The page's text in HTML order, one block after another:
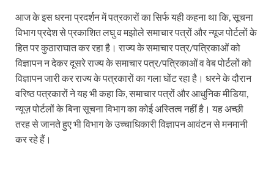
आज के इस धरना प्रदर्शन में पत्रकारों का सिर्फ यही कहना था कि, सूचना
विभाग प्रदेश से प्रकाशित लघु व मझोले समाचार पत्रों और न्यूज पोर्टलों के
हित पर कुठाराघात कर रहा है। राज्य के समाचार पत्र/पत्रिकाओं को
विज्ञापन न देकर दूसरे राज्य के समाचार पत्र/पत्रिकाओं व वेब पोर्टलों को
विज्ञापन जारी कर राज्य के पत्रकारों का गला घोंट रहा है। धरने के दौरान
वरिष्ठ पत्रकारों ने यह भी कहा कि, समाचार पत्रों और आधुनिक मीडिया,
न्यूज़ पोर्टलों के बिना सूचना विभाग का कोई अस्तित्व नहीं है। यह अच्छी
तरह से जानते हुए भी विभाग के उच्चाधिकारी विज्ञापन आवंटन से मनमानी
कर रहे हैं।